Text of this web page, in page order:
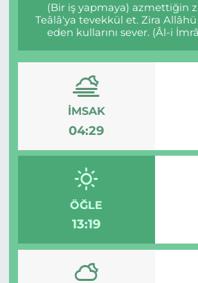
(Bir iş yapmaya) azmettiğin
Teâlâ'ya tevekkül et. Zira
eden kullarını sever. (Âl-i
İMSAK
04:29
ÖĞLE
13:19
İletişim
Künye
Topluluk Kuralları
Yayın İlkeleri